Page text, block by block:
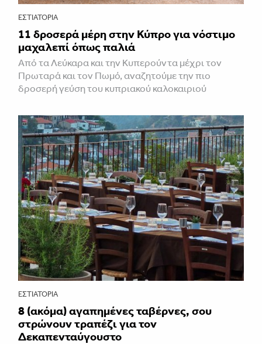
ΕΣΤΙΑΤΌΡΙΑ
11 δροσερά μέρη στην Κύπρο για νόστιμο
μαχαλεπί όπως παλιά
Από τα Λεύκαρα και την Κυπερούντα μέχρι τον
Πρωταρά και τον Πωμό, αναζητούμε την πιο
δροσερή γεύση του κυπριακού καλοκαιριού
ΕΣΤΙΑΤΌΡΙΑ
8 (ακόμα) αγαπημένες ταβέρνες, σου
στρώνουν τραπέζι για τον
Δεκαπενταύγουστο